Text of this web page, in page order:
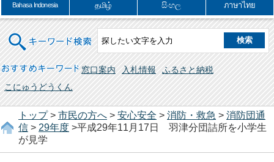
Bahasa Indonesia தமிழ் සිංහල ภาษาไทย
キーワード検索
おすすめキーワード 窓口案内 入札情報
ふるさと納税
こにゅうどうくん
トップ> 市民の方へ > 安心安全 > 消防・救急 > 消防団通
信 > 29年度 >平成29年11月17日 羽津分団詰所を小学生
が見学